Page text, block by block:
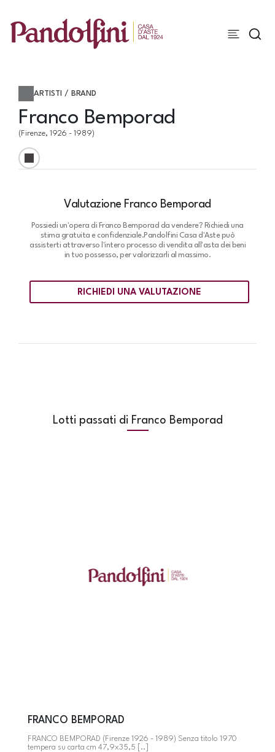
ARTISTI / BRAND
Franco Bemporad
(Firenze, 1926 - 1989)
Valutazione Franco Bemporad
Possiedi un'opera di Franco Bemporad da vendere? Richiedi una
stima gratuita e confidenziale.Pandolfini Casa d'Aste può
assisterti attraverso l'intero processo di vendita all'asta dei beni
in tuo possesso, per valorizzarli al massimo.
RICHIEDI UNA VALUTAZIONE
Lotti passati di Franco Bemporad
FRANCO BEMPORAD
FRANCO BEMPORAD (Firenze 1926 - 1989) Senza titolo 1970
tempera su carta cm 47,9x35,5 [..]